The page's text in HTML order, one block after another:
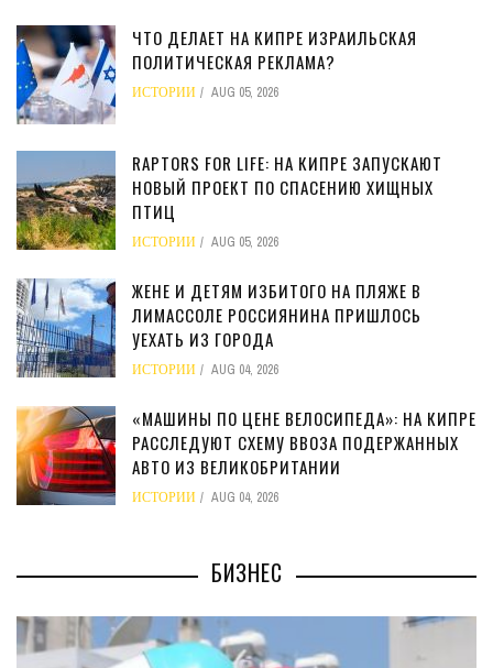
ЧТО ДЕЛАЕТ НА КИПРЕ ИЗРАИЛЬСКАЯ
ПОЛИТИЧЕСКАЯ РЕКЛАМА?
ИСТОРИИ AUG 05, 2026
RAPTORS FOR LIFE: НА КИПРЕ ЗАПУСКАЮТ
НОВЫЙ ПРОЕКТ ПО СПАСЕНИЮ ХИЩНЫХ
ПТИЦ
ИСТОРИИ AUG 05, 2026
ЖЕНЕ И ДЕТЯМ ИЗБИТОГО НА ПЛЯЖЕ В
ЛИМАССОЛЕ РОССИЯНИНА ПРИШЛОСЬ
УЕХАТЬ ИЗ ГОРОДА
ИСТОРИИ AUG 04, 2026
«МАШИНЫ ПО ЦЕНЕ ВЕЛОСИПЕДА»: НА КИПРЕ
РАССЛЕДУЮТ СХЕМУ ВВОЗА ПОДЕРЖАННЫХ
АВТО ИЗ ВЕЛИКОБРИТАНИИ
ИСТОРИИ AUG 04, 2026
БИЗНЕС